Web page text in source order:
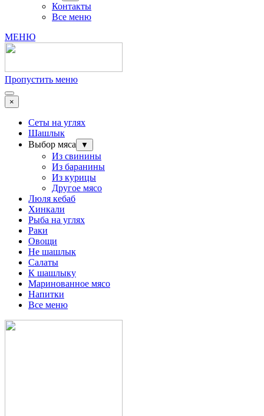
Контакты
Все меню
МЕНЮ
Пропустить меню
×
Сеты на углях
Шашлык
Выбор мяса
▼
Из свинины
Из баранины
Из курицы
Другое мясо
Люля кебаб
Хинкали
Рыба на углях
Раки
Овощи
Не шашлык
Салаты
К шашлыку
Маринованное мясо
Напитки
Все меню